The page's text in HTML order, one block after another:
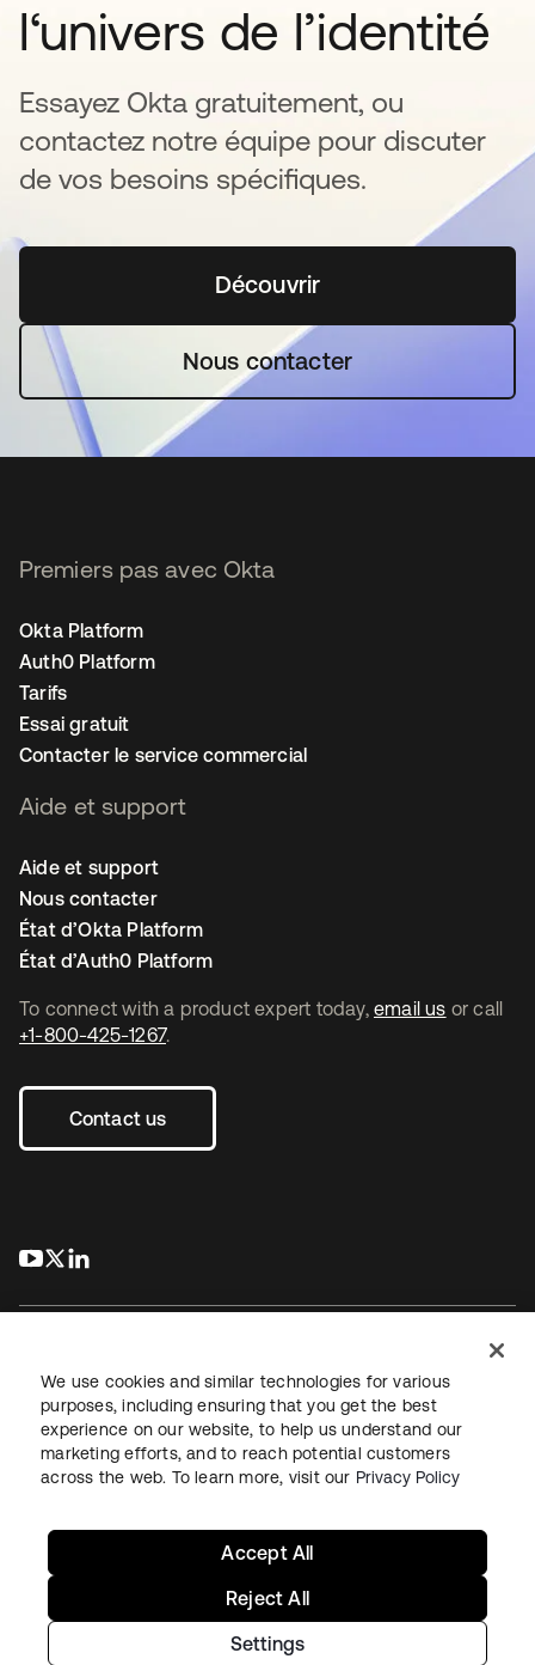
l‘univers de l’identité
Essayez Okta gratuitement, ou
contactez notre équipe pour discuter
de vos besoins spécifiques.
Découvrirs’ouvre dans un nouvel
Nous contacter
To connect with a product expert today, email us or call
+1-800-425-1267.
Contact us
s’ouvre dans un nouvel onglet
s’ouvre dans un nouvel onglet
Premiers pas avec Okta
Okta Platform
Auth0 Platform
Tarifs
Essai gratuit
Contacter le service commercial
Aide et support
Aide et support
Nous contacter
État d’Okta Platform
État d’Auth0 Platform
JuridiquePolitique de confidentialité
Conditions d’utilisation du siteSécuritéPlan du site
Paramètres des cookies
Copyright © 2026 Okta. Tous droits réservés.
We use cookies and similar technologies for various
purposes, including ensuring that you get the best
experience on our website, to help us understand our
marketing efforts, and to reach potential customers
across the web. To learn more, visit our Privacy Policy
Settings
Reject All
Accept All